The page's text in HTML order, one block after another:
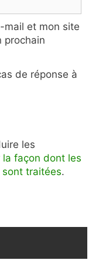
mail et mon site
prochain
de réponse à
les
la façon dont les
traitées.